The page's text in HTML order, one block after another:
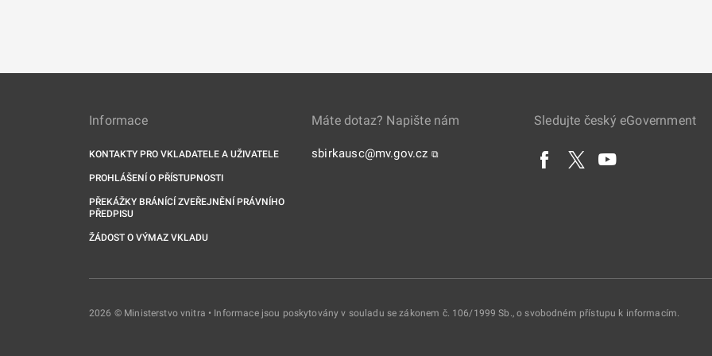
Informace
KONTAKTY PRO VKLADATELE A UŽIVATELE
PROHLÁŠENÍ O PŘÍSTUPNOSTI
PŘEKÁŽKY BRÁNÍCÍ ZVEŘEJNĚNÍ PRÁVNÍHO
PŘEDPISU
ŽÁDOST O VÝMAZ VKLADU
Máte dotaz? Napište nám
sbirkausc@mv.gov.cz ⧉
Sledujte český eGovernment
2026 © Ministerstvo vnitra • Informace jsou poskytovány v souladu se zákonem č. 106/1999 Sb., o svobodném přístupu k informacím.